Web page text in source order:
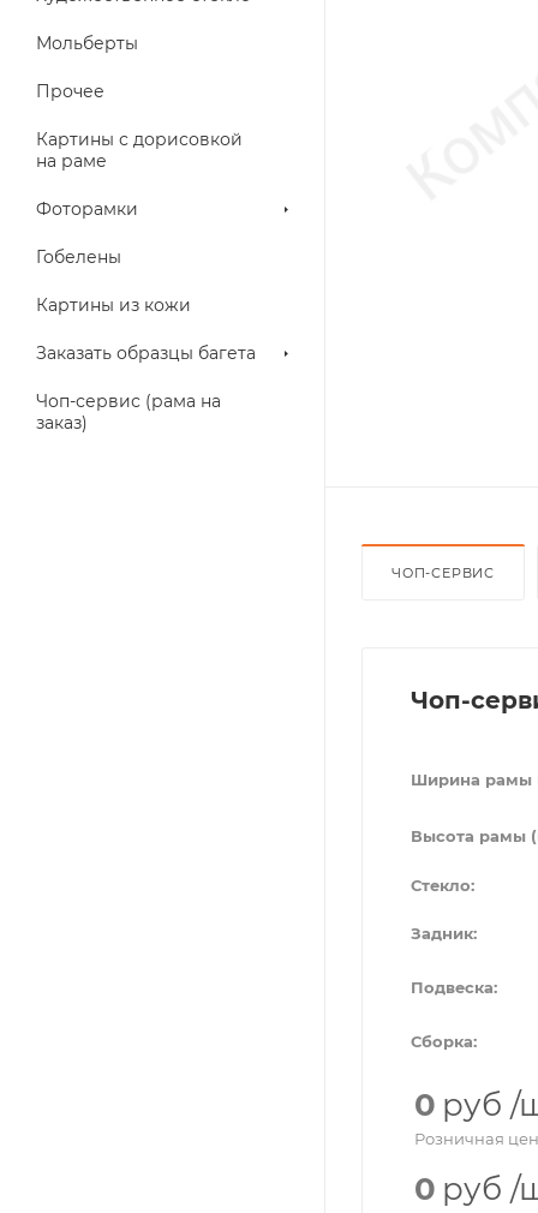
Мольберты
Прочее
Картины с дорисовкой
на раме
Фоторамки
Гобелены
Картины из кожи
Заказать образцы багета
Чоп-сервис (рама на
заказ)
ЧОП-СЕРВИС
Чоп-
Ширина рамы
Высота рамы
Стекло:
Задник:
Подвеска:
Сборка:
0 руб /
Розничная
0 руб /